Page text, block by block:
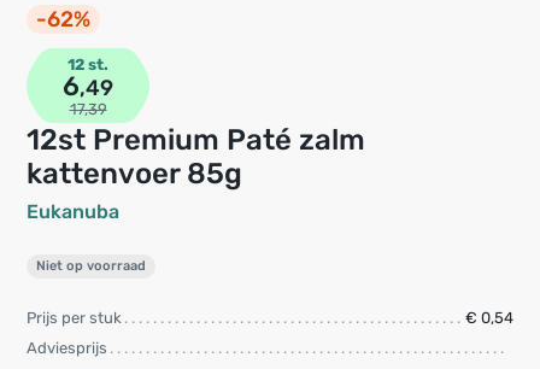
-62%
12st Premium Paté zalm
kattenvoer 85g
Eukanuba
12 st.
6,49
17,39
Niet op voorraad
Prijs per stuk
€ 0,54
Adviesprijs